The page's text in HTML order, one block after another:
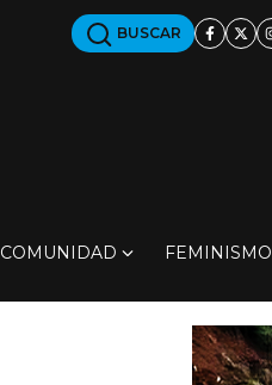
BUSCAR
COMUNIDAD FEMINISMO